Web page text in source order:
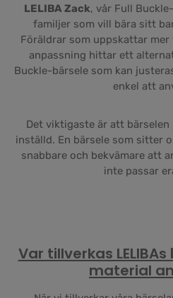
LELIBA Zack, vår Full
familjer som vill bära sitt
Föräldrar som uppskattar
anpassning hittar ett
Buckle-bärsele som kan
enkel att
Det viktigaste är att
inställd. En bärsele som sitter
snabbare och bekvämare att
inte passar
Var tillverkas
material